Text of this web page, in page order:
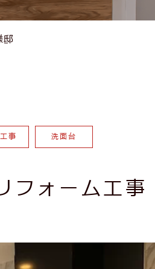
事 洗面台
ォーム工事